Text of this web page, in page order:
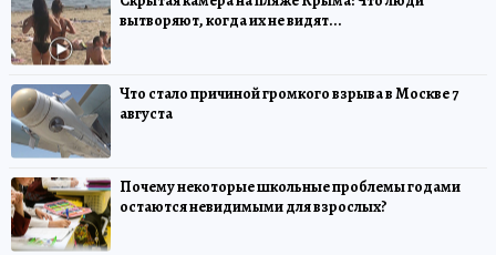
вытворяют, когда их не видят...
Что стало причиной громкого взрыва в Москве 7
августа
Почему некоторые школьные проблемы годами
остаются невидимыми для взрослых?